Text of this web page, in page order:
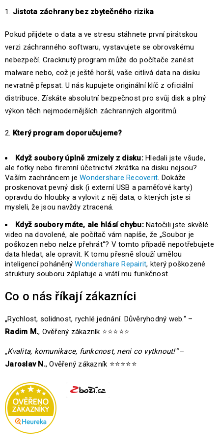
Jistota záchrany bez zbytečného rizika
Pokud přijdete o data a ve stresu stáhnete první pirátskou
verzi záchranného softwaru, vystavujete se obrovskému
nebezpečí. Cracknutý program může do počítače zanést
malware nebo, což je ještě horší, vaše citlivá data na disku
nevratně přepsat. U nás kupujete originální klíč z oficiální
distribuce. Získáte absolutní bezpečnost pro svůj disk a plný
výkon těch nejmodernějších záchranných algoritmů.
Který program doporučujeme?
Když soubory úplně zmizely z disku:Hledali jste všude,
ale fotky nebo firemní účetnictví zkrátka na disku nejsou?
Vaším zachráncem je Wondershare Recoverit. Dokáže
proskenovat pevný disk (i externí USB a paměťové karty)
opravdu do hloubky a vylovit z něj data, o kterých jste si
mysleli, že jsou navždy ztracená.
Když soubory máte, ale hlásí chybu:Natočili jste skvělé
video na dovolené, ale počítač vám napíše, že „Soubor je
poškozen nebo nelze přehrát“? V tomto případě nepotřebujete
data hledat, ale opravit. K tomu přesně slouží umělou
inteligencí poháněnýWondershare Repairit, který poškozené
struktury souboru záplatuje a vrátí mu funkčnost.
Co o nás říkají zákazníci
„Rychlost, solidnost, rychlé jednání. Důvěryhodný web.“ –
Radim M., Ověřený zákazník ⭐⭐⭐⭐⭐
„Kvalita, komunikace, funkcnost, neni co vytknout!“–
Jaroslav N., Ověřený zákazník ⭐⭐⭐⭐⭐